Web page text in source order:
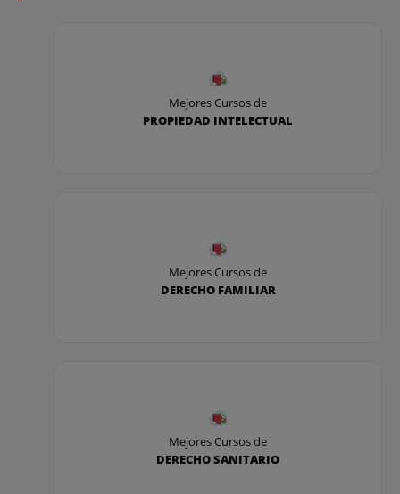
Mejores Cursos de
PROPIEDAD INTELECTUAL
Mejores Cursos de
DERECHO FAMILIAR
Mejores Cursos de
DERECHO SANITARIO